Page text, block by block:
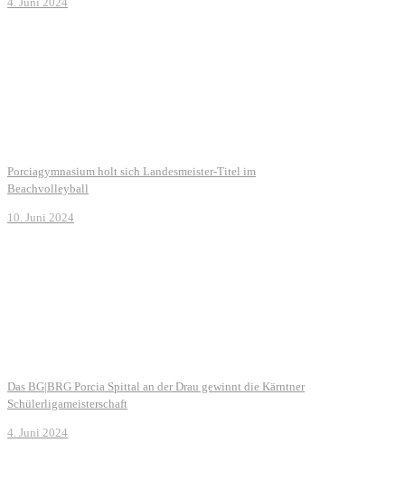
Porciagymnasium holt sich Landesmeister-Titel im
Beachvolleyball
10. Juni 2024
Das BG|BRG Porcia Spittal an der Drau gewinnt die Kärntner
Schülerligameisterschaft
4. Juni 2024